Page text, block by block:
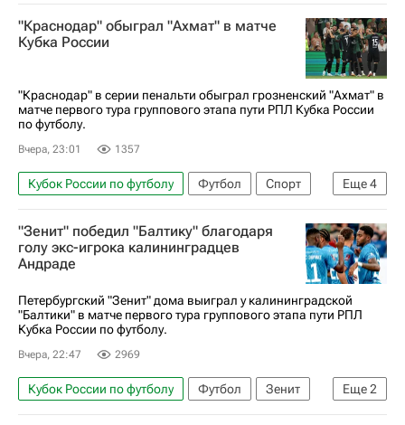
Сергей Семак
Зенит Балтика
"Краснодар" обыграл "Ахмат" в матче
Кубка России
"Краснодар" в серии пенальти обыграл грозненский "Ахмат" в
матче первого тура группового этапа пути РПЛ Кубка России
по футболу.
Вчера, 23:01 1357
Еще4
Кубок России по футболу Футбол
Спорт
Даниил Уткин
Краснодар
Ахмат
Максим Самородов
"Зенит" победил "Балтику" благодаря
голу экс-игрока калининградцев
Андраде
Петербургский "Зенит" дома выиграл у калининградской
"Балтики" в матче первого тура группового этапа пути РПЛ
Кубка России по футболу.
Вчера, 22:47 2969
Еще2
Кубок России по футболу Футбол
Зенит
Балтика
Кевин Андраде